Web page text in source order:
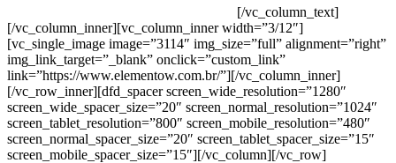
[/vc_column_text]
[/vc_column_inner][vc_column_inner width=”3/12″]
[vc_single_image image=”3114″ img_size=”full” alignment=”right”
img_link_target=”_blank” onclick=”custom_link”
link=”https://www.elementow.com.br/”][/vc_column_inner]
[/vc_row_inner][dfd_spacer screen_wide_resolution=”1280″
screen_wide_spacer_size=”20″ screen_normal_resolution=”1024″
screen_tablet_resolution=”800″ screen_mobile_resolution=”480″
screen_normal_spacer_size=”20″ screen_tablet_spacer_size=”15″
screen_mobile_spacer_size=”15″][/vc_column][/vc_row]